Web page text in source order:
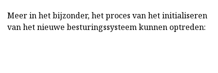
Meer in het bijzonder, het proces van het initialiseren
van het nieuwe besturingssysteem kunnen optreden: